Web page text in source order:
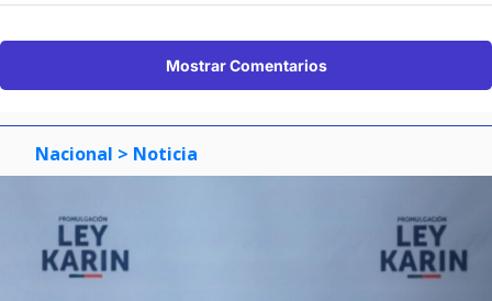
Mostrar Comentarios
Nacional > Noticia